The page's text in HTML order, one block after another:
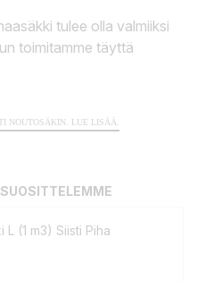
tulee olla valmiiksi
toimitamme täyttä
NOUTOSÄKIN. LUE LISÄÄ.
L (1 m3) Siisti Piha